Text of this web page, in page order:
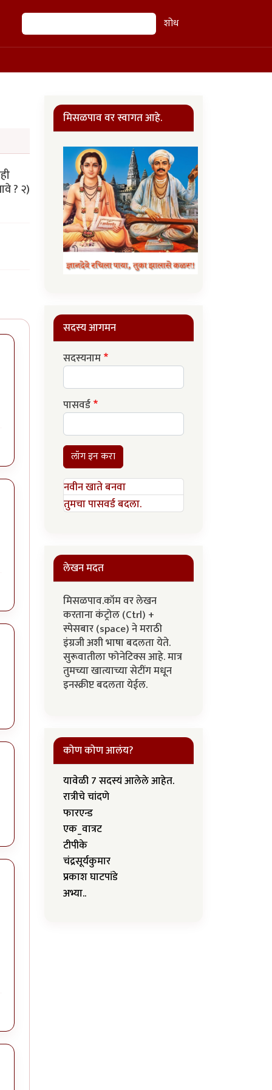
शोध शोध
? २)
मिसळपाव वर स्वागत आहे.
सदस्य आगमन
सदस्यनाम
पासवर्ड
लॉग इन करा
नवीन खाते बनवा
तुमचा पासवर्ड बदला.
लेखन मदत
मिसळपाव.कॉम वर लेखन
करताना कंट्रोल (Ctrl) +
स्पेसबार (space) ने मराठी
इंग्रजी अशी भाषा बदलता येते.
सुरूवातीला फोनेटिक्स आहे. मात्र
तुमच्या खात्याच्या सेटींग मधून
इनस्क्रीप्ट बदलता येईल.
कोण कोण आलंय?
यावेळी 7 सदस्यं आलेले आहेत.
रात्रीचे चांदणे
फारएन्ड
एक_वात्रट
टीपीके
चंद्रसूर्यकुमार
प्रकाश घाटपांडे
अभ्या..